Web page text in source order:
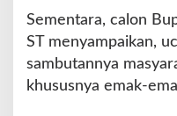
Sementara, calon
ST menyampaikan,
sambutannya
khususnya emak-